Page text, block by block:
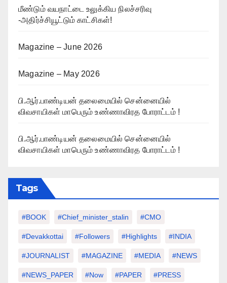
மீண்டும் வயநாட்டை உலுக்கிய நிலச்சரிவு
-அதிர்ச்சியூட்டும் காட்சிகள்!
Magazine – June 2026
Magazine – May 2026
பி.ஆர்.பாண்டியன் தலைமையில் சென்னையில்
விவசாயிகள் மாபெரும் உண்ணாவிரத போராட்டம் !
பி.ஆர்.பாண்டியன் தலைமையில் சென்னையில்
விவசாயிகள் மாபெரும் உண்ணாவிரத போராட்டம் !
Tags
#BOOK #chief_minister_stalin #CMO
#devakkottai #followers #highlights #INDIA
#JOURNALIST #MAGAZINE #MEDIA #NEWS
#NEWS_PAPER #Now #PAPER #PRESS